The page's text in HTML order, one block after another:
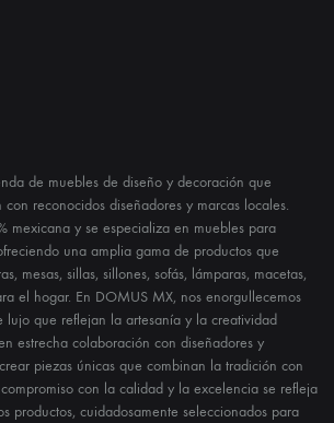
de muebles de diseño y decoración que
reconocidos diseñadores y marcas locales.
mexicana y se especializa en muebles para
una amplia gama de productos que
mesas, sillas, sillones, sofás, lámparas, macetas,
el hogar. En DOMUS MX, nos enorgullecemos
lujo que reflejan la artesanía y la creatividad
estrecha colaboración con diseñadores y
piezas únicas que combinan la tradición con
con la calidad y la excelencia se refleja
productos, cuidadosamente seleccionados para